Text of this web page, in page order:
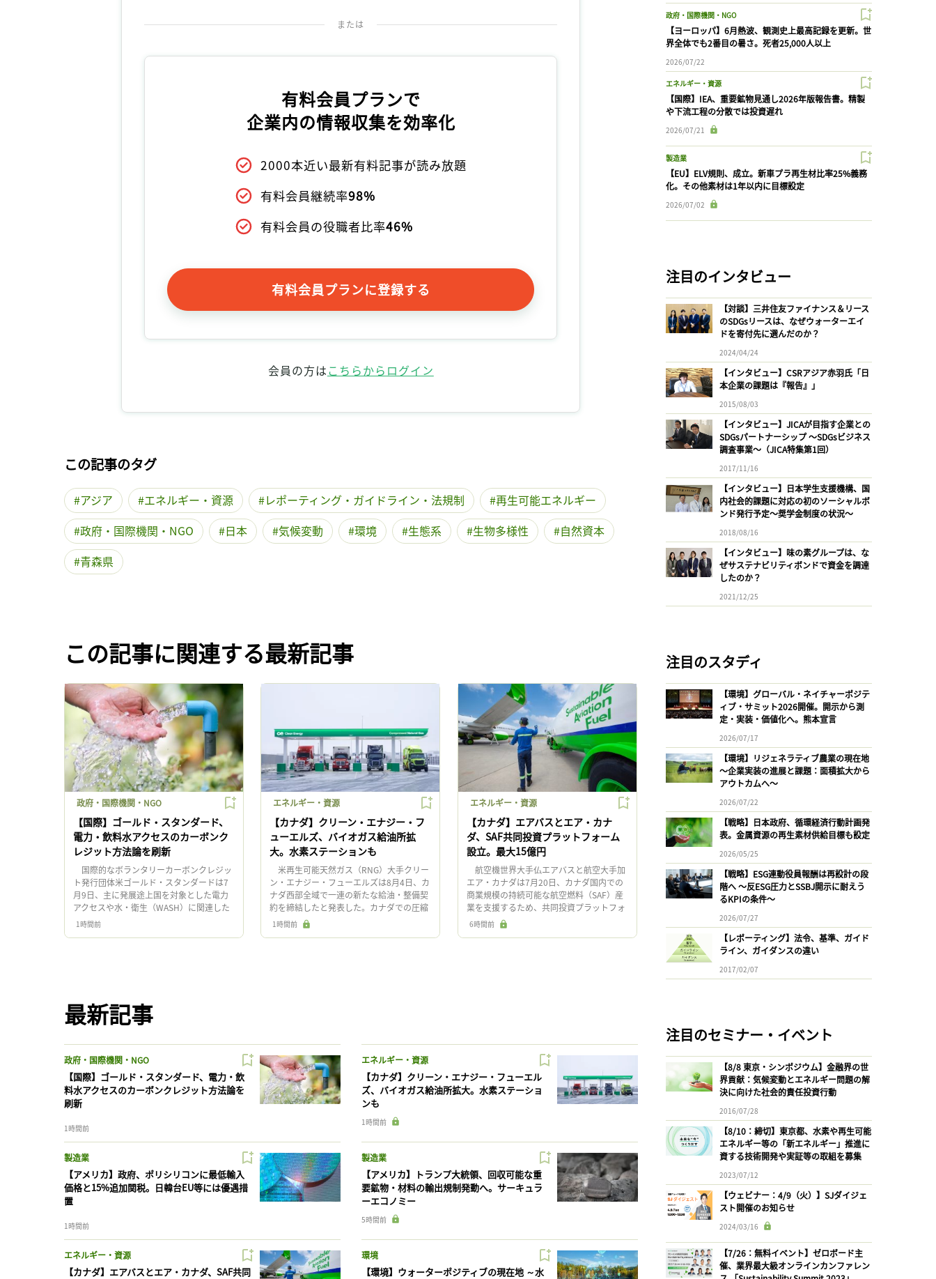
または
有料会員プランで
企業内の情報収集を効率化
2000本近い最新有料記事が読み放題
有料会員継続率98%
有料会員の役職者比率46%
有料会員プランに登録する
会員の方はこちらからログイン
この記事のタグ
アジア エネルギー・資源 レポーティング・ガイドライン・法規制
再生可能エネルギー
政府・国際機関・NGO
日本 気候変動 環境 生態系 生物多様性
自然資本
青森県
この記事に関連する最新記事
政府・国際機関・NGO
【国際】ゴールド・スタンダード、
電力・飲料水アクセスのカーボンク
レジット方法論を刷新
国際的なボランタリーカーボンクレジッ
ト発行団体米ゴールド・スタンダードは7
月9日、主に発展途上国を対象とした電力
アクセスや水・衛生（WASH）に関連した
新たなカーボンクレジット方法論（メソド
1時間前
エネルギー・資源
【カナダ】クリーン・エナジー・フ
ューエルズ、バイオガス給油所拡
大。水素ステーションも
米再生可能天然ガス（RNG）大手クリー
ン・エナジー・フューエルズは8月4日、カ
ナダ西部全域で一連の新たな給油・整備契
約を締結したと発表した。カナダでの圧縮
天然ガス（CNG）自動車の需要拡大に対応
1時間前
エネルギー・資源
【カナダ】エアバスとエア・カナ
ダ、SAF共同投資プラットフォーム
設立。最大15億円
航空機世界大手仏エアバスと航空大手加
エア・カナダは7月20日、カナダ国内での
商業規模の持続可能な航空燃料（SAF）産
業を支援するため、共同投資プラットフォ
ームを設立する意向を発表した。最大
6時間前
最新記事
政府・国際機関・NGO
【国際】ゴールド・スタンダード、電力・飲
料水アクセスのカーボンクレジット方法論を
刷新
1時間前
エネルギー・資源
【カナダ】クリーン・エナジー・フューエル
ズ、バイオガス給油所拡大。水素ステーショ
ンも
1時間前
製造業
【アメリカ】政府、ポリシリコンに最低輸入
価格と15%追加関税。日韓台EU等には優遇措
置
1時間前
製造業
【アメリカ】トランプ大統領、回収可能な重
要鉱物・材料の輸出規制発動へ。サーキュラ
ーエコノミー
5時間前
エネルギー・資源
【カナダ】エアバスとエア・カナダ、SAF共同
環境
【環境】ウォーターポジティブの現在地 ～水
政府・国際機関・NGO
【ヨーロッパ】6月熱波、観測史上最高記録を更新。世
界全体でも2番目の暑さ。死者25,000人以上
2026/07/22
エネルギー・資源
【国際】IEA、重要鉱物見通し2026年版報告書。精製
や下流工程の分散では投資遅れ
2026/07/21
製造業
【EU】ELV規則、成立。新車プラ再生材比率25%義務
化。その他素材は1年以内に目標設定
2026/07/02
注目のインタビュー
【対談】三井住友ファイナンス＆リース
のSDGsリースは、なぜウォーターエイ
ドを寄付先に選んだのか？
2024/04/24
【インタビュー】CSRアジア赤羽氏「日
本企業の課題は『報告』」
2015/08/03
【インタビュー】JICAが目指す企業との
SDGsパートナーシップ 〜SDGsビジネス
調査事業〜（JICA特集第1回）
2017/11/16
【インタビュー】日本学生支援機構、国
内社会的課題に対応の初のソーシャルボ
ンド発行予定〜奨学金制度の状況〜
2018/08/16
【インタビュー】味の素グループは、な
ぜサステナビリティボンドで資金を調達
したのか？
2021/12/25
注目のスタディ
【環境】グローバル・ネイチャーポジテ
ィブ・サミット2026開催。開示から測
定・実装・価値化へ。熊本宣言
2026/07/17
【環境】リジェネラティブ農業の現在地
〜企業実装の進展と課題：面積拡大から
アウトカムへ〜
2026/07/22
【戦略】日本政府、循環経済行動計画発
表。金属資源の再生素材供給目標も設定
2026/05/25
【戦略】ESG連動役員報酬は再設計の段
階へ 〜反ESG圧力とSSBJ開示に耐えう
るKPIの条件〜
2026/07/27
【レポーティング】法令、基準、ガイド
ライン、ガイダンスの違い
2017/02/07
注目のセミナー・イベント
【8/8 東京・シンポジウム】金融界の世
界貢献：気候変動とエネルギー問題の解
決に向けた社会的責任投資行動
2016/07/28
【8/10：締切】東京都、水素や再生可能
エネルギー等の「新エネルギー」推進に
資する技術開発や実証等の取組を募集
2023/07/12
【ウェビナー：4/9（火）】SJダイジェ
スト開催のお知らせ
2024/03/16
【7/26：無料イベント】ゼロボード主
催、業界最大級オンラインカンファレン
ログインが必要です
ログイン 会員登録